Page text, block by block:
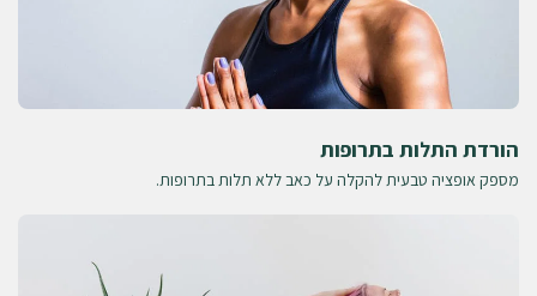
הורדת התלות בתרופות
מספק אופציה טבעית להקלה על כאב ללא תלות בתרופות.